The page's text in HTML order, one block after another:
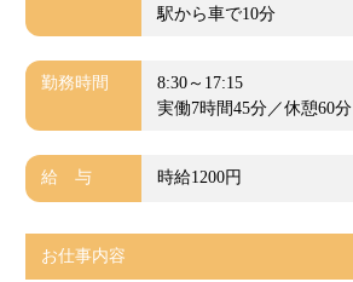
駅から車で10分
勤務時間
8:30～17:15
実働7時間45分／休憩60分
給 与 時給1200円
お仕事内容